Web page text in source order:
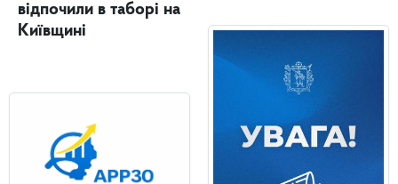
відпочили в таборі на
Київщині